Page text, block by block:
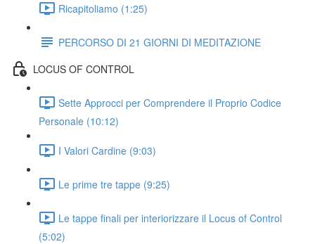
Ricapitoliamo (1:25)
PERCORSO DI 21 GIORNI DI MEDITAZIONE
LOCUS OF CONTROL
Sette Approcci per Comprendere il Proprio Codice
Personale (10:12)
I Valori Cardine (9:03)
Le prime tre tappe (9:25)
Le tappe finali per interiorizzare il Locus of Control
(5:02)